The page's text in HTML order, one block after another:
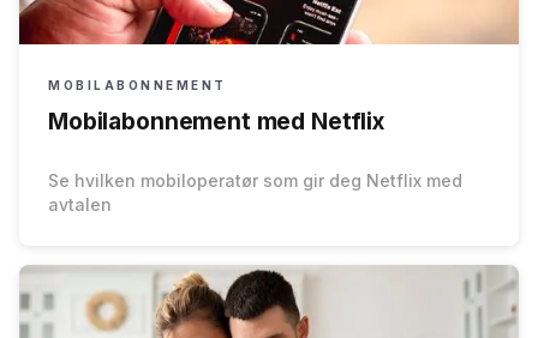
MOBILABONNEMENT
Mobilabonnement med Netflix
Se hvilken mobiloperatør som gir deg Netflix med
avtalen